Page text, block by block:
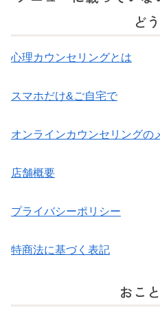
ど
心理カウンセリングとは
スマホだけ&ご自宅で
オンラインカウンセリングの
店舗概要
プライバシーポリシー
特商法に基づく表記
おこ